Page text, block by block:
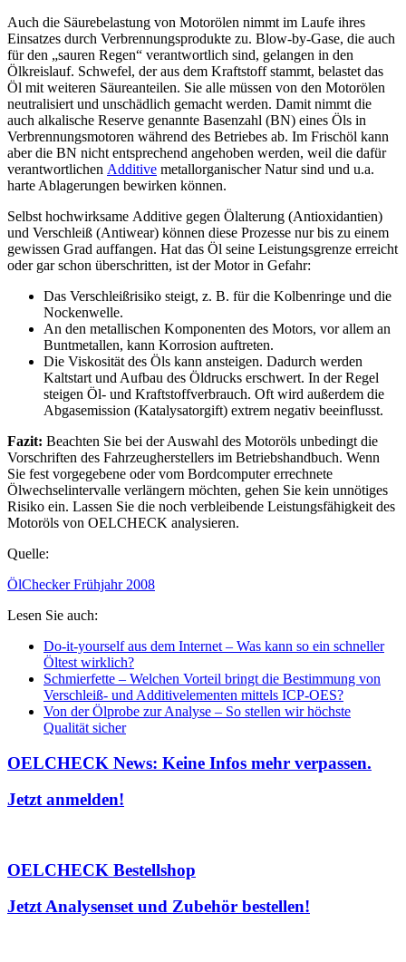
Auch die Säurebelastung von Motorölen nimmt im Laufe ihres
Einsatzes durch Verbrennungsprodukte zu. Blow-by-Gase, die auch
für den „sauren Regen“ verantwortlich sind, gelangen in den
Ölkreislauf. Schwefel, der aus dem Kraftstoff stammt, belastet das
Öl mit weiteren Säureanteilen. Sie alle müssen von den Motorölen
neutralisiert und unschädlich gemacht werden. Damit nimmt die
auch alkalische Reserve genannte Basenzahl (BN) eines Öls in
Verbrennungsmotoren während des Betriebes ab. Im Frischöl kann
aber die BN nicht entsprechend angehoben werden, weil die dafür
verantwortlichen Additive metallorganischer Natur sind und u.a.
harte Ablagerungen bewirken können.
Selbst hochwirksame Additive gegen Ölalterung (Antioxidantien)
und Verschleiß (Antiwear) können diese Prozesse nur bis zu einem
gewissen Grad auffangen. Hat das Öl seine Leistungsgrenze erreicht
oder gar schon überschritten, ist der Motor in Gefahr:
Das Verschleißrisiko steigt, z. B. für die Kolbenringe und die
Nockenwelle.
An den metallischen Komponenten des Motors, vor allem an
Buntmetallen, kann Korrosion auftreten.
Die Viskosität des Öls kann ansteigen. Dadurch werden
Kaltstart und Aufbau des Öldrucks erschwert. In der Regel
steigen Öl- und Kraftstoffverbrauch. Oft wird außerdem die
Abgasemission (Katalysatorgift) extrem negativ beeinflusst.
Fazit: Beachten Sie bei der Auswahl des Motoröls unbedingt die
Vorschriften des Fahrzeugherstellers im Betriebshandbuch. Wenn
Sie fest vorgegebene oder vom Bordcomputer errechnete
Ölwechselintervalle verlängern möchten, gehen Sie kein unnötiges
Risiko ein. Lassen Sie die noch verbleibende Leistungsfähigkeit des
Motoröls von OELCHECK analysieren.
Quelle:
ÖlChecker Frühjahr 2008
Lesen Sie auch:
Do-it-yourself aus dem Internet – Was kann so ein schneller
Öltest wirklich?
Schmierfette – Welchen Vorteil bringt die Bestimmung von
Verschleiß- und Additivelementen mittels ICP-OES?
Von der Ölprobe zur Analyse – So stellen wir höchste
Qualität sicher
OELCHECK News: Keine Infos mehr verpassen.
Jetzt anmelden!
OELCHECK Bestellshop
Jetzt Analysenset und Zubehör bestellen!